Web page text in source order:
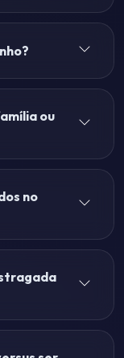
ou
no